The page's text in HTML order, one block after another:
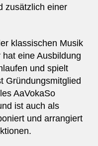
zusätzlich einer
klassischen Musik
eine Ausbildung
und spielt
Gründungsmitglied
AaVokaSo
ist auch als
und arrangiert